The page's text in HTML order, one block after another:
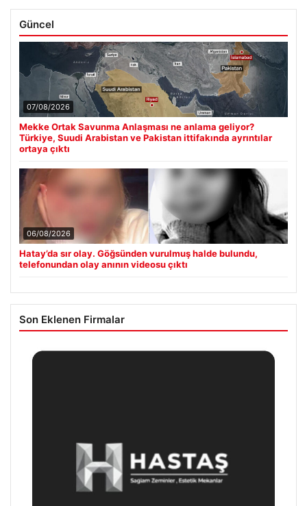
Güncel
07/08/2026
Mekke Ortak Savunma Anlaşması ne anlama geliyor?
Türkiye, Suudi Arabistan ve Pakistan ittifakında ayrıntılar
ortaya çıktı
06/08/2026
Hatay’da sır olay. Göğsünden vurulmuş halde bulundu,
telefonundan olay anının videosu çıktı
Son Eklenen Firmalar